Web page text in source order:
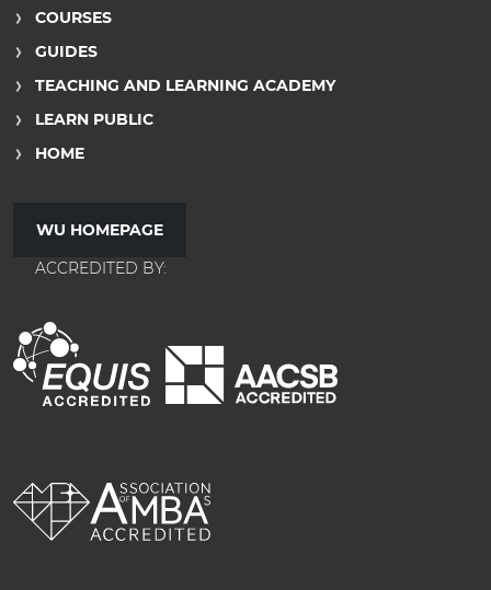
COURSES
GUIDES
TEACHING AND LEARNING ACADEMY
LEARN PUBLIC
HOME
WU HOMEPAGE
ACCREDITED BY: